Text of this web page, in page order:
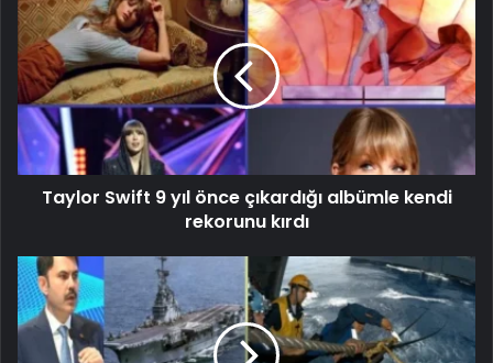
Taylor Swift 9 yıl önce çıkardığı albümle kendi
rekorunu kırdı